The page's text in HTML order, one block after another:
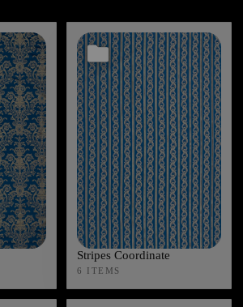
Stripes Coordinate
6 ITEMS